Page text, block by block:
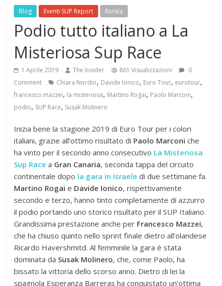
Blog Eventi SUP Report Rivista
Podio tutto italiano a La
Misteriosa Sup Race
1 Aprile 2019 The Insider 861 Visualizzazioni
0
Comment
Chiara Nordio, Davide Ionico, Euro Tour, eurotour,
francesco mazzei, la misteriosa, Martino Rogai, Paolo Marconi,
podio, SUP Race, Susak Molinero
Inizia bene la stagione 2019 di Euro Tour per i colori
italiani, grazie all’ottimo risultato di Paolo Marconi che
ha vinto per il secondo anno consecutivo La Misteriosa
Sup Race a Gran Canaria, seconda tappa del circuito
continentale dopo la gara in Israele di due settimane fa.
Martino Rogai e Davide Ionico, rispettivamente
secondo e terzo, hanno tinto completamente di azzurro
il podio portando uno storico risultato per il SUP Italiano.
Grandissima prestazione anche per Francesco Mazzei,
che ha chiuso quinto nello sprint finale dietro all’olandese
Ricardo Havershmitd. Al femminile la gara è stata
dominata da Susak Molinero, che, come Paolo, ha
bissato la vittoria dello scorso anno. Dietro di lei la
spagnola Esperanza Barreras ha conquistato un’ottima